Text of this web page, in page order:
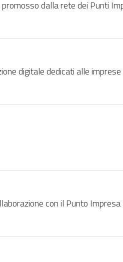
dalla rete dei Punti
digitale dedicati alle imprese
con il Punto